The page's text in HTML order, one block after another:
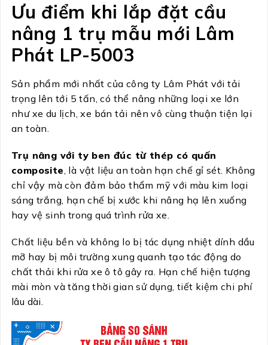
Ưu điểm khi lắp đặt cầu
nâng 1 trụ mẫu mới Lâm
Phát LP-5003
Sản phẩm mới nhất của công ty Lâm Phát với tải
trọng lên tới 5 tấn, có thể nâng những loại xe lớn
như xe du lịch, xe bán tải nên vô cùng thuận tiện lại
an toàn.
Trụ nâng với ty ben đúc từ thép có quấn
composite, là vật liệu an toàn hạn chế gỉ sét. Không
chỉ vậy mà còn đảm bảo thẩm mỹ với màu kim loại
sáng trắng, hạn chế bị xước khi nâng hạ lên xuống
hay vệ sinh trong quá trình rửa xe.
Chất liệu bền và không lo bị tác dụng nhiệt dính dầu
mỡ hay bị môi trường xung quanh tạo tác động do
chất thải khi rửa xe ô tô gây ra. Hạn chế hiện tượng
mài mòn và tăng thời gian sử dụng, tiết kiệm chi phí
lâu dài.